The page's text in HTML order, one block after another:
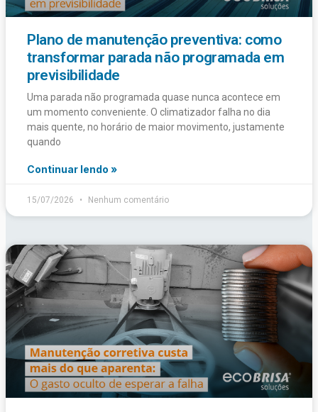
Plano de manutenção preventiva: como
transformar parada não programada em
previsibilidade
Uma parada não programada quase nunca acontece em
um momento conveniente. O climatizador falha no dia
mais quente, no horário de maior movimento, justamente
quando
Continuar lendo »
15/07/2026 Nenhum comentário